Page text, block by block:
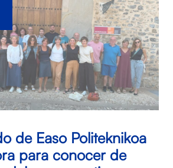
de Easo Politeknikoa
para conocer de